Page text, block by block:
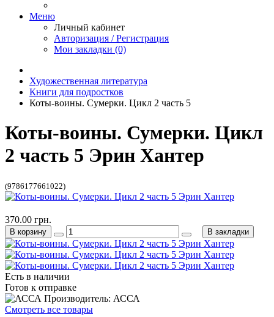
Меню
Личный кабинет
Авторизация / Регистрация
Мои закладки (0)
Художественная литература
Книги для подростков
Коты-воины. Сумерки. Цикл 2 часть 5
Коты-воины. Сумерки. Цикл
2 часть 5 Эрин Хантер
(9786177661022)
Есть в наличии
Готов к отправке
Производитель: АССА
Смотреть все товары
370.00 грн.
В корзину В закладки